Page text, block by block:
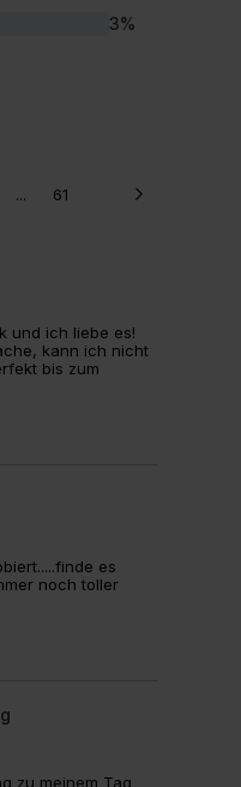
3%
... 61
und ich liebe es!
kann ich nicht
bis zum
es
noch toller
zu meinem Tag